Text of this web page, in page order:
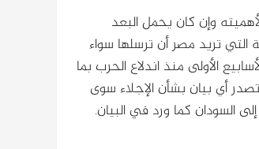
وإن كان يحمل البعد
نشره والاهتمام بهؤلاء الرعايا بعد 9 أشهر، والرسالة التي تريد مصر أن ترسلها سواء
الأولى منذ اندلاع الحرب بما
أي بيان بشأن الإجلاء سوى
السودان كما ورد في البيان.